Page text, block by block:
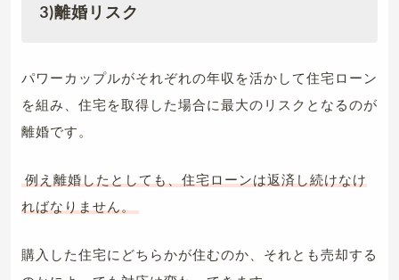
3)離婚リスク
パワーカップルがそれぞれの年収を活かして住宅ローン
を組み、住宅を取得した場合に最大のリスクとなるのが
離婚です。
例え離婚したとしても、住宅ローンは返済し続けなけ
ればなりません。
購入した住宅にどちらかが住むのか、それとも売却する